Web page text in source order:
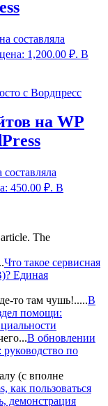
составляла
1,200.00 ₽. В
на WP
450.00 ₽. В
The
Что такое сервисная
Единая
то там чушь!.....В
помощи:
...В обновлении
по
(с вполне
как пользоваться
демонстрация